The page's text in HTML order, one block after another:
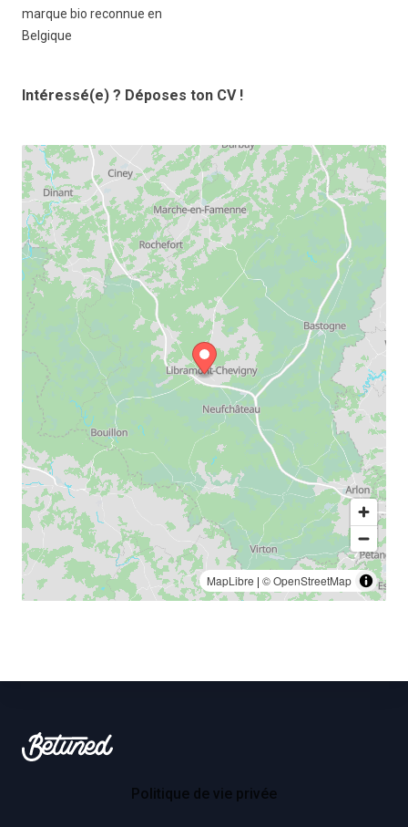
marque bio reconnue en
Belgique
Intéressé(e) ? Déposes ton CV !
MapLibre | © OpenStreetMap
Betuned
Politique de vie privée